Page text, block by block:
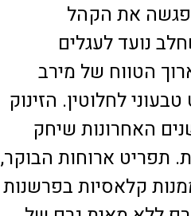
פגשה את הקהל
נועד לעגלים
הטווח של מירב
לחלוטין. הזינוק
האחרונות שיחק
תפריט ארוחות הבוקר,
קלאסיות בפרשנות